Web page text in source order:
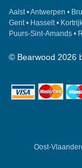
Aalst •Antwerpen •
Gent • Hasselt •
Puurs-Sint-Amands •
© Bearwood 2026
Oost-